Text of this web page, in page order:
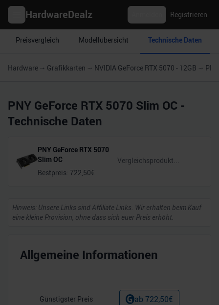
HardwareDealz Registrieren
Preisvergleich Modellübersicht Technische Daten
Hardware Grafikkarten NVIDIA GeForce RTX 5070 - 12GB
PNY GeForce RTX 5070 Slim OC -
Technische Daten
PNY GeForce RTX 5070
Slim OC
Bestpreis: 722,50€
Hinweis: Unsere Links sind Affiliate Links. Wir erhalten beim Kauf
eine kleine Provision, ohne dass sich euer Preis erhöht.
Allgemeine Informationen
Günstigster Preis ab 722,50€